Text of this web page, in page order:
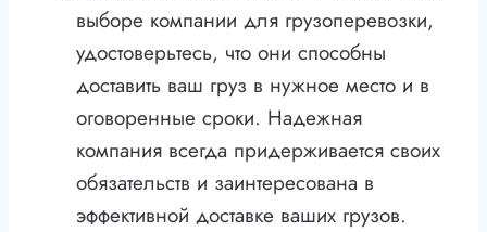
выборе компании для грузоперевозки,
удостоверьтесь, что они способны
доставить ваш груз в нужное место и в
оговоренные сроки. Надежная
компания всегда придерживается своих
обязательств и заинтересована в
эффективной доставке ваших грузов.